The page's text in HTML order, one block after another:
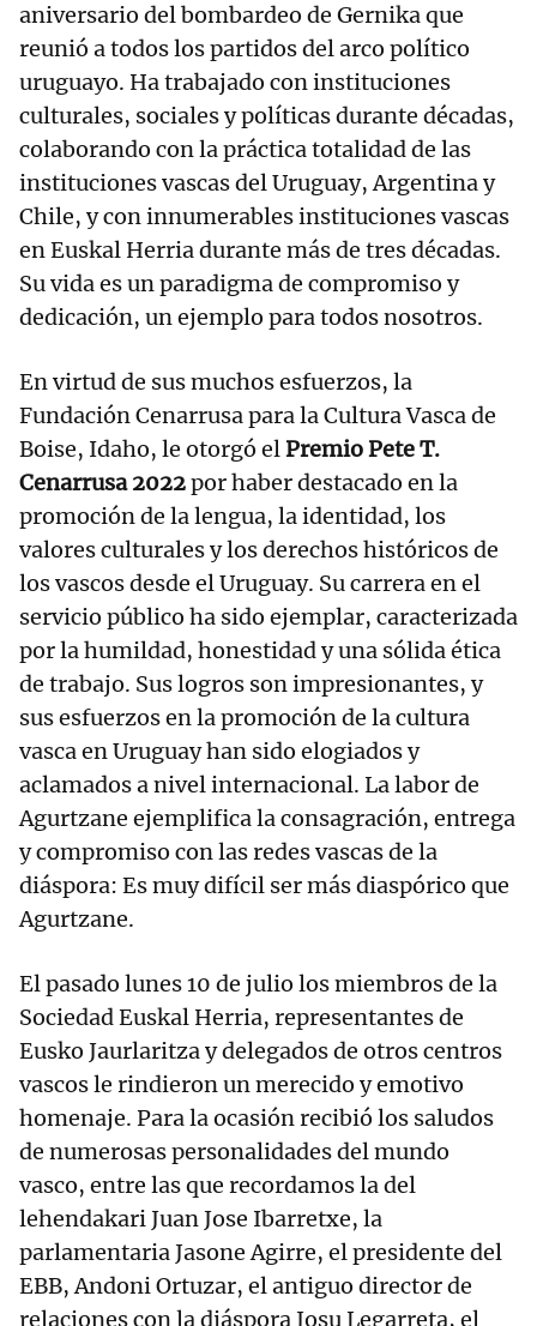
aniversario del bombardeo de Gernika que
reunió a todos los partidos del arco político
uruguayo. Ha trabajado con instituciones
culturales, sociales y políticas durante décadas,
colaborando con la práctica totalidad de las
instituciones vascas del Uruguay, Argentina y
Chile, y con innumerables instituciones vascas
en Euskal Herria durante más de tres décadas.
Su vida es un paradigma de compromiso y
dedicación, un ejemplo para todos nosotros.
En virtud de sus muchos esfuerzos, la
Fundación Cenarrusa para la Cultura Vasca de
Boise, Idaho, le otorgó elPremio Pete T.
Cenarrusa 2022por haber destacado en la
promoción de la lengua, la identidad, los
valores culturales y los derechos históricos de
los vascos desde el Uruguay. Su carrera en el
servicio público ha sido ejemplar, caracterizada
por la humildad, honestidad y una sólida ética
de trabajo. Sus logros son impresionantes, y
sus esfuerzos en la promoción de la cultura
vasca en Uruguay han sido elogiados y
aclamados a nivel internacional. La labor de
Agurtzane ejemplifica la consagración, entrega
y compromiso con las redes vascas de la
diáspora: Es muy difícil ser más diaspórico que
Agurtzane.
El pasado lunes 10 de julio los miembros de la
Sociedad Euskal Herria, representantes de
Eusko Jaurlaritza y delegados de otros centros
vascos le rindieron un merecido y emotivo
homenaje. Para la ocasión recibió los saludos
de numerosas personalidades del mundo
vasco, entre las que recordamos la del
lehendakari Juan Jose Ibarretxe, la
parlamentaria Jasone Agirre, el presidente del
EBB, Andoni Ortuzar, el antiguo director de
relaciones con la diáspora Josu Legarreta, el